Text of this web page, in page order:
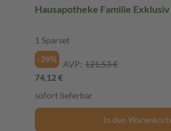
1 Sparset
-39%
AVP: 121,53 €
74,12 €
sofort lieferbar
In den Warenkorb